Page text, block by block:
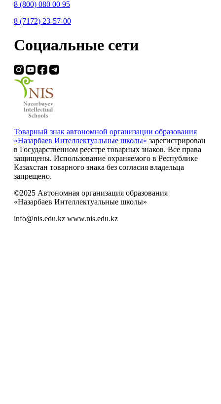
8 (800) 080 00 95
8 (7172) 23-57-00
Социальные сети
Товарный знак автономной организации образования
«Назарбаев Интеллектуальные школы» зарегистрирован
в Государственном реестре товарных знаков. Все права
защищены. Использование охраняемого в Республике
Казахстан товарного знака без согласия владельца
запрещено.
©2025 Автономная организация образования
«Назарбаев Интеллектуальные школы»
info@nis.edu.kz www.nis.edu.kz